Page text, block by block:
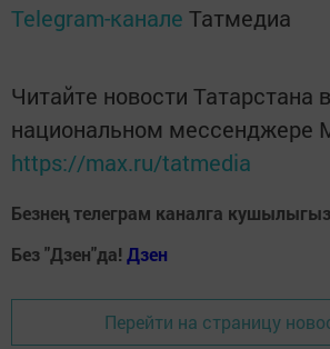
Telegram-канале Татмедиа
Читайте новости Татарстана в
национальном мессенджере
https://max.ru/tatmedia
Безнең телеграм каналга
Без "Дзен"да! Дзен
Перейти на страницу